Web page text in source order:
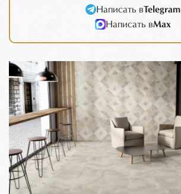
Написать вTelegram
Написать вMax